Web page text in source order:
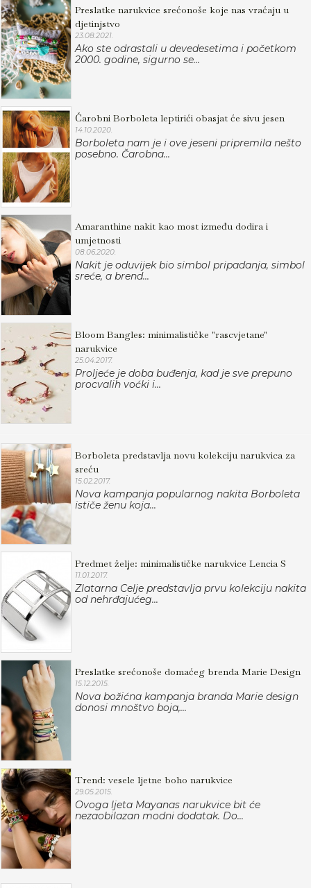
Preslatke narukvice srećonoše koje nas vraćaju u
djetinjstvo
23.08.2021.
Ako ste odrastali u devedesetima i početkom
2000. godine, sigurno se...
Čarobni Borboleta leptirići obasjat će sivu jesen
14.10.2020.
Borboleta nam je i ove jeseni pripremila nešto
posebno. Čarobna...
Amaranthine nakit kao most između dodira i
umjetnosti
08.06.2020.
Nakit je oduvijek bio simbol pripadanja, simbol
sreće, a brend...
Bloom Bangles: minimalističke "rascvjetane"
narukvice
25.04.2017.
Proljeće je doba buđenja, kad je sve prepuno
procvalih voćki i...
Borboleta predstavlja novu kolekciju narukvica za
sreću
15.02.2017.
Nova kampanja popularnog nakita Borboleta
ističe ženu koja...
Predmet želje: minimalističke narukvice Lencia S
11.01.2017.
Zlatarna Celje predstavlja prvu kolekciju nakita
od nehrđajućeg...
Preslatke srećonoše domaćeg brenda Marie Design
15.12.2015.
Nova božićna kampanja branda Marie design
donosi mnoštvo boja,...
Trend: vesele ljetne boho narukvice
29.05.2015.
Ovoga ljeta Mayanas narukvice bit će
nezaobilazan modni dodatak. Do...